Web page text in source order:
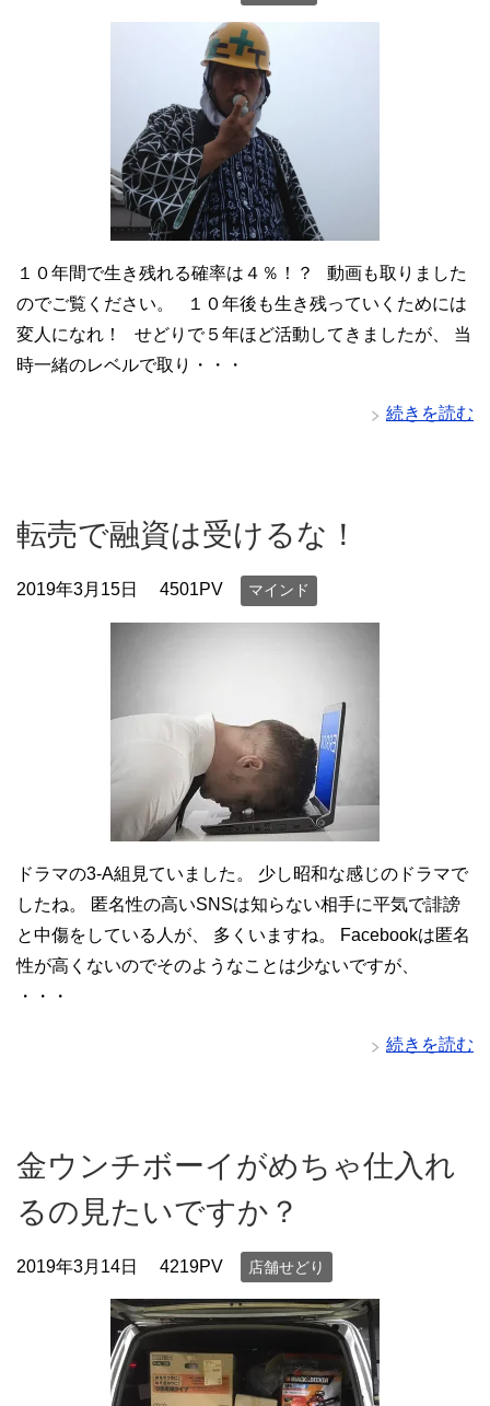
１０年間で生き残れる確率は４％！？ 動画も取りました
のでご覧ください。 １０年後も生き残っていくためには
変人になれ！ せどりで５年ほど活動してきましたが、 当
時一緒のレベルで取り・・・
続きを読む
転売で融資は受けるな！
2019年3月15日 4501PV マインド
ドラマの3-A組見ていました。 少し昭和な感じのドラマで
したね。 匿名性の高いSNSは知らない相手に平気で誹謗
と中傷をしている人が、 多くいますね。 Facebookは匿名
性が高くないのでそのようなことは少ないですが、
・・・
続きを読む
金ウンチボーイがめちゃ仕入れ
るの見たいですか？
2019年3月14日 4219PV 店舗せどり